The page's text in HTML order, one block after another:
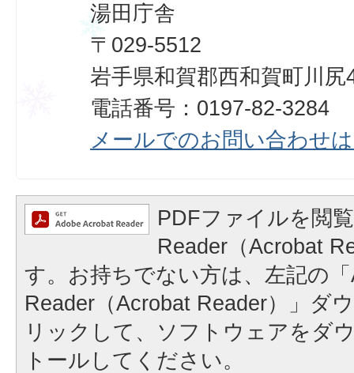
湯田庁舎
〒029-5512
岩手県和賀郡西和賀町川
電話番号：0197-82-3284
メールでのお問い合わせ
PDFファイルを閲
Reader（Acrobat
す。お持ちでない方は、左記の
Reader（Acrobat Reader）」ダ
リックして、ソフトウェアをダ
トールしてください。